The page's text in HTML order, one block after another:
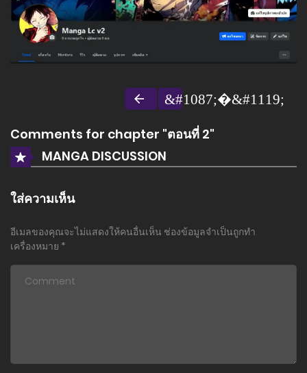
Comments for chapter "ตอนที่ 2"
MANGA DISCUSSION
ใส่ความเห็น
อีเมลของคุณจะไม่แสดงให้คนอื่นเห็น ช่องข้อมูลจำเป็นถูกทำ
เครื่องหมาย *